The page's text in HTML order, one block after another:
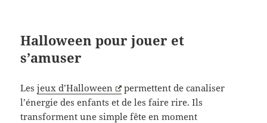
Halloween pour jouer et
s’amuser
Lesjeux d’Halloween
permettent de canaliser
l’énergie des enfants et de les faire rire. Ils
transforment une simple fête en moment